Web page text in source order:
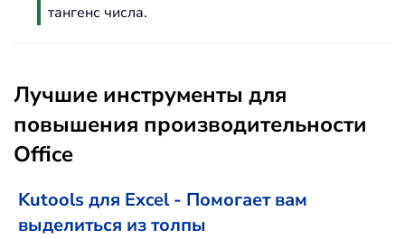
тангенс числа.
Лучшие инструменты для
повышения производительности
Office
Kutools для Excel - Помогает вам
выделиться из толпы